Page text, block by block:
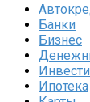
Банки
Бизнес
Ипотека